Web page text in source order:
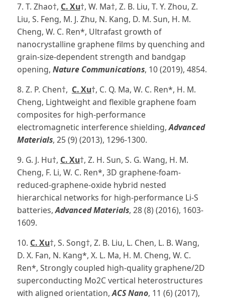
7. T. Zhao†, C. Xu†, W. Ma†, Z. B. Liu, T. Y. Zhou, Z.
Liu, S. Feng, M. J. Zhu, N. Kang, D. M. Sun, H. M.
Cheng, W. C. Ren*, Ultrafast growth of
nanocrystalline graphene films by quenching and
grain-size-dependent strength and bandgap
opening, Nature Communications, 10 (2019), 4854.
8. Z. P. Chen†, C. Xu†, C. Q. Ma, W. C. Ren*, H. M.
Cheng, Lightweight and flexible graphene foam
composites for high-performance
electromagnetic interference shielding,Advanced
Materials, 25 (9) (2013), 1296-1300.
9. G. J. Hu†, C. Xu†, Z. H. Sun, S. G. Wang, H. M.
Cheng, F. Li, W. C. Ren*, 3D graphene-foam-
reduced-graphene-oxide hybrid nested
hierarchical networks for high-performance Li-S
batteries,Advanced Materials, 28 (8) (2016), 1603-
1609.
10. C. Xu†, S. Song†, Z. B. Liu, L. Chen, L. B. Wang,
D. X. Fan, N. Kang*, X. L. Ma, H. M. Cheng, W. C.
Ren*, Strongly coupled high-quality graphene/2D
superconducting Mo2C vertical heterostructures
with aligned orientation,ACS Nano, 11 (6) (2017),